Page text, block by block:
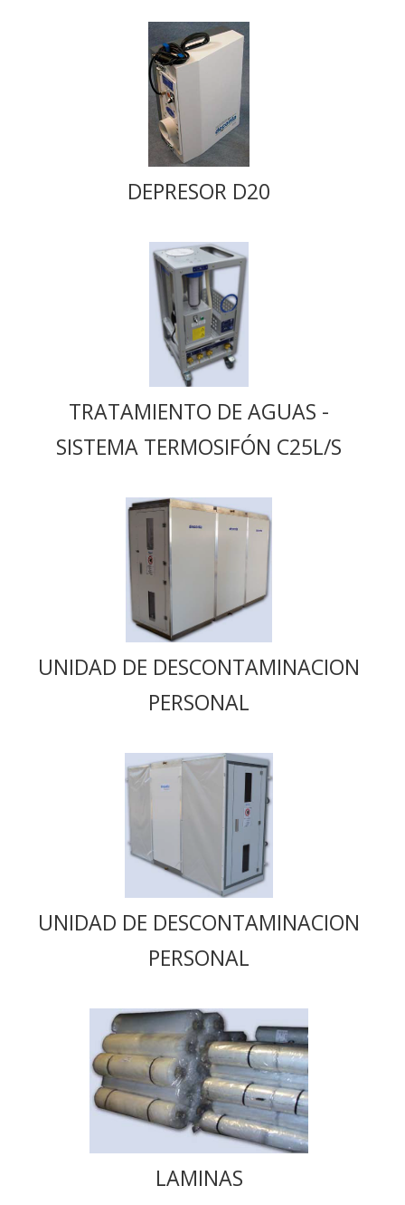
DEPRESOR D20
TRATAMIENTO DE AGUAS -
SISTEMA TERMOSIFÓN C25L/S
UNIDAD DE DESCONTAMINACION
PERSONAL
UNIDAD DE DESCONTAMINACION
PERSONAL
LAMINAS